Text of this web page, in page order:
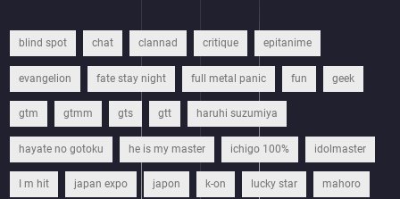
blind spot chat clannad critique epitanime
evangelion fate stay night full metal panic fun geek
gtm gtmm gts gtt haruhi suzumiya
hayate no gotoku he is my master ichigo 100% idolmaster
I m hit japan expo japon k-on lucky star mahoro